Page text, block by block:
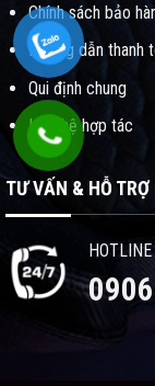
Chính sách bảo
Hướng dẫn thanh
Qui định chung
Liên hệ hợp tác
TƯ VẤN & HỖ